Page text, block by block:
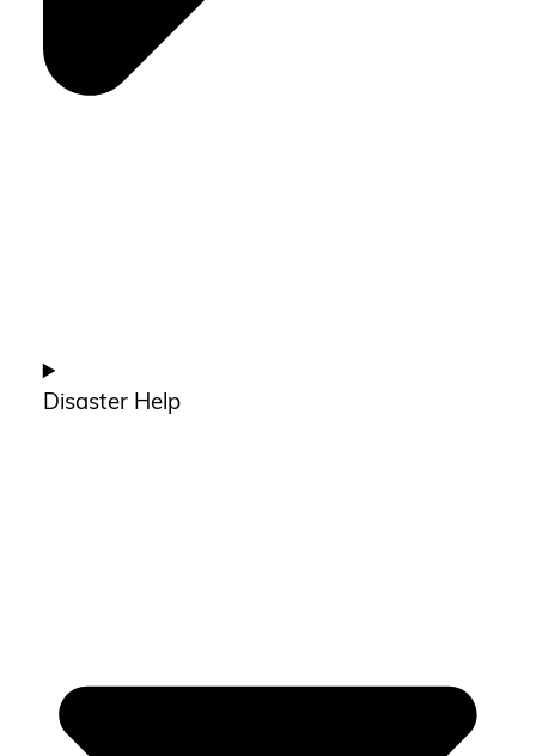
Disaster Help